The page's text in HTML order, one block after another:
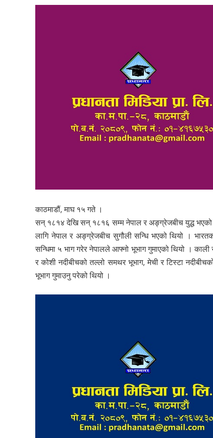
काठमाडौं, माघ १५ गते ।
सन् १८१४ देखि सन् १८१६ सम्म नेपाल र अङ्ग्रेजबीच युद्ध भएको
लागि नेपाल र अङ्ग्रेजबीच सुगौली सन्धि भएको थियो ।
सन्धिमा ५ भाग गरेर नेपालले आफ्नो भूभाग गुमाएको थियो ।
र कोशी नदीबीचको तल्लो समथर भूभाग, मेची र टिस्टा
भूभाग गुमाउनु परेको थियो ।